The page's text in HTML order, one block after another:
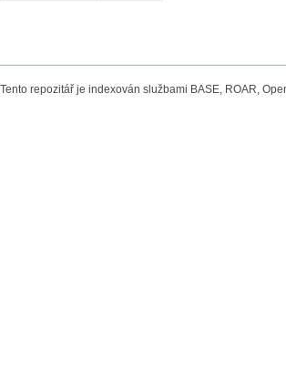
Tento repozitář je indexován službami BASE, ROAR,